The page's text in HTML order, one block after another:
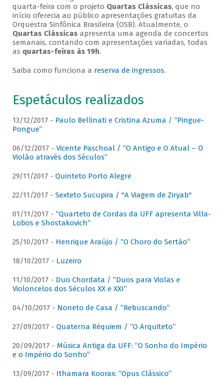
quarta-feira com o projeto Quartas Clássicas, que no
início oferecia ao público apresentações gratuitas da
Orquestra Sinfônica Brasileira (OSB). Atualmente, o
Quartas Clássicasapresenta uma agenda de concertos
semanais, contando com apresentações variadas, todas
as quartas-feiras às 19h.
Saiba como funciona a reserva de ingressos.
Espetáculos realizados
13/12/2017 - Paulo Bellinati e Cristina Azuma / “Pingue-
Pongue”
06/12/2017 - Vicente Paschoal / “O Antigo e O Atual – O
Violão através dos Séculos”
29/11/2017 - Quinteto Porto Alegre
22/11/2017 - Sexteto Sucupira / "A Viagem de Ziryab"
01/11/2017 - “Quarteto de Cordas da UFF apresenta Villa-
Lobos e Shostakovich”
25/10/2017 - Henrique Araújo / “O Choro do Sertão”
18/10/2017 - Luzeiro
11/10/2017 - Duo Chordata / “Duos para Violas e
Violoncelos dos Séculos XX e XXI”
04/10/2017 - Noneto de Casa / “Rebuscando”
27/09/2017 - Quaterna Réquiem / “O Arquiteto”
20/09/2017 - Música Antiga da UFF: “O Sonho do Império
e o Império do Sonho”
13/09/2017 - Ithamara Koorax: “Opus Clássico”